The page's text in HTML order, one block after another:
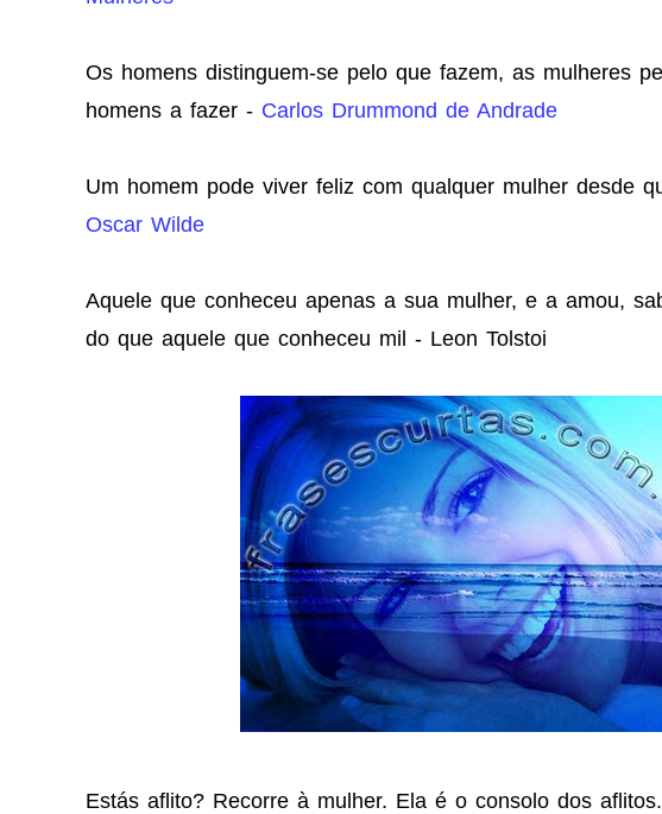
Os homens distinguem-se pelo que fazem, as mulheres
homens a fazer - Carlos Drummond de Andrade
Um homem pode viver feliz com qualquer mulher desde
Oscar Wilde
Aquele que conheceu apenas a sua mulher, e a amou,
do que aquele que conheceu mil - Leon Tolstoi
Estás aflito? Recorre à mulher. Ela é o consolo dos